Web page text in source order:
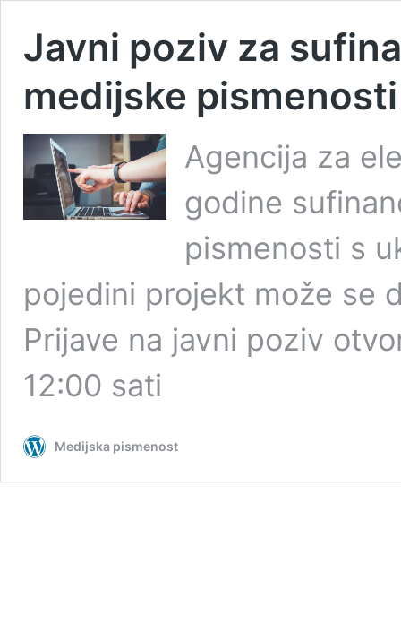
Javni poziv za
medijske
Agencija za
godine
pismenosti s
pojedini projekt može se
Prijave na javni poziv
12:00 sati
Medijska pismenost